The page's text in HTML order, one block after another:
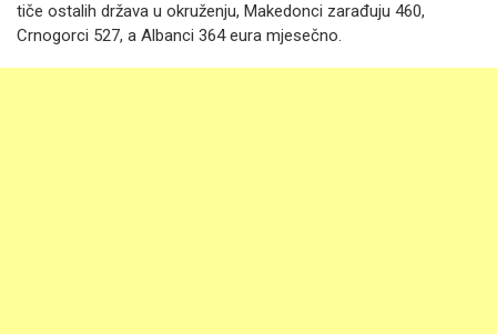
tiče ostalih država u okruženju, Makedonci zarađuju 460,
Crnogorci 527, a Albanci 364 eura mjesečno.